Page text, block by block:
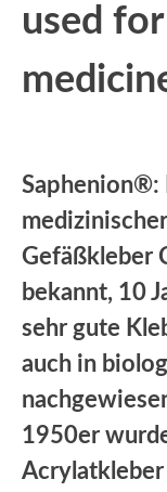
used
Saphenion®:
Gefäßkleber
bekannt, 10
sehr gute
auch in
1950er